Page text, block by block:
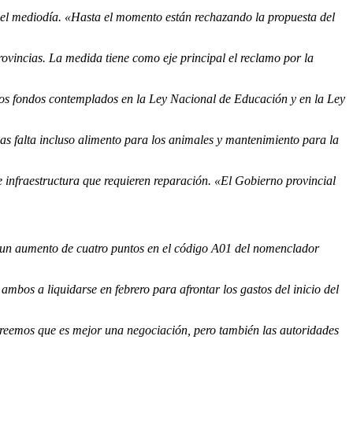
«Hasta el momento están rechazando la propuesta del
La medida tiene como eje principal el reclamo por la
fondos contemplados en la Ley Nacional de Educación y en la Ley
falta incluso alimento para los animales y mantenimiento para la
infraestructura que requieren reparación. «El Gobierno provincial
aumento de cuatro puntos en el código A01 del nomenclador
a liquidarse en febrero para afrontar los gastos del inicio del
que es mejor una negociación, pero también las autoridades